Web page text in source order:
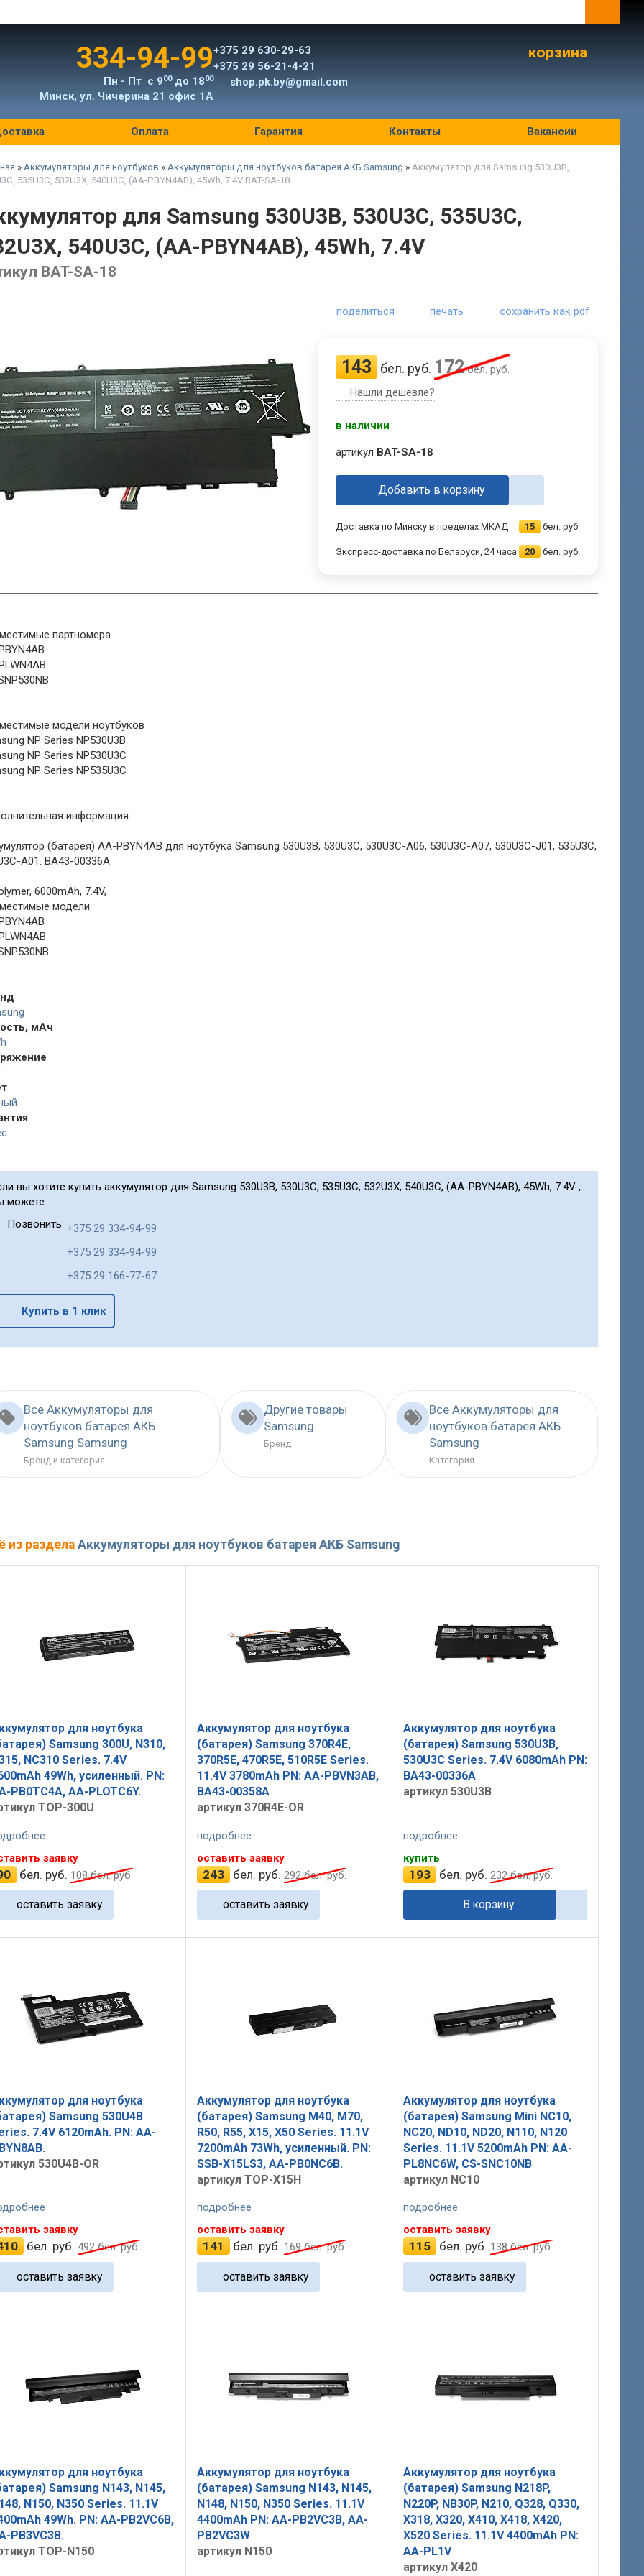
334-94-99
Пн - Пт с 900до 1800
Минск, ул. Чичерина 21 офис 1А
+375 29 630-29-63
+375 29 56-21-4-21
shop.pk.by@gmail.com
корзина
Оплата Гарантия Контакты Вакансии
» Аккумуляторы для ноутбуков » Аккумуляторы для ноутбуков батарея АКБ Samsung » Аккумулятор для Samsung 530U3B,
535U3C, 532U3X, 540U3C, (AA-PBYN4AB), 45Wh, 7.4V BAT-SA-18
для Samsung 530U3B, 530U3C, 535U3C,
540U3C, (AA-PBYN4AB), 45Wh, 7.4V
BAT-SA-18
поделиться печать сохранить как pdf
143 бел. руб. 172бел. руб.
Нашли дешевле?
в наличии
артикул BAT-SA-18
Добавить в корзину
Доставка по Минску в пределах МКАД 15 бел. руб.
Экспресс-доставка по Беларуси, 24 часа 20 бел. руб.
партномера
модели ноутбуков
NP Series NP530U3B
NP Series NP530U3C
NP Series NP535U3C
информация
(батарея) AA-PBYN4AB для ноутбука Samsung 530U3B, 530U3C, 530U3C-A06, 530U3C-A07, 530U3C-J01, 535U3C,
A01. BA43-00336A
6000mAh, 7.4V,
модели:
мАч
вы хотите купить аккумулятор для Samsung 530U3B, 530U3C, 535U3C, 532U3X, 540U3C, (AA-PBYN4AB), 45Wh, 7.4V ,
можете:
Позвонить: +375 29 334-94-99
+375 29 334-94-99
+375 29 166-77-67
Купить в 1 клик
Все Аккумуляторы для
ноутбуков батарея АКБ
Samsung Samsung
Бренд и категория
Другие товары
Samsung
Бренд
Все Аккумуляторы для
ноутбуков батарея АКБ
Samsung
Категория
из раздела Аккумуляторы для ноутбуков батарея АКБ Samsung
для ноутбука
Samsung 300U, N310,
NC310 Series. 7.4V
49Wh, усиленный. PN:
PB0TC4A, AA-PLOTC6Y.
TOP-300U
заявку
бел. руб. 108бел. руб.
оставить заявку
Аккумулятор для ноутбука
(батарея) Samsung 370R4E,
370R5E, 470R5E, 510R5E Series.
11.4V 3780mAh PN: AA-PBVN3AB,
BA43-00358A
артикул 370R4E-OR
подробнее
оставить заявку
243 бел. руб. 292бел. руб.
оставить заявку
Аккумулятор для ноутбука
(батарея) Samsung 530U3B,
530U3C Series. 7.4V 6080mAh PN:
BA43-00336A
артикул 530U3B
подробнее
купить
193 бел. руб. 232бел. руб.
В корзину
для ноутбука
Samsung 530U4B
7.4V 6120mAh. PN: AA-
530U4B-OR
заявку
бел. руб. 492бел. руб.
оставить заявку
Аккумулятор для ноутбука
(батарея) Samsung M40, M70,
R50, R55, X15, X50 Series. 11.1V
7200mAh 73Wh, усиленный. PN:
SSB-X15LS3, AA-PB0NC6B.
артикул TOP-X15H
подробнее
оставить заявку
141 бел. руб. 169бел. руб.
оставить заявку
Аккумулятор для ноутбука
(батарея) Samsung Mini NC10,
NC20, ND10, ND20, N110, N120
Series. 11.1V 5200mAh PN: AA-
PL8NC6W, CS-SNC10NB
артикул NC10
подробнее
оставить заявку
115 бел. руб. 138бел. руб.
оставить заявку
для ноутбука
Samsung N143, N145,
N150, N350 Series. 11.1V
49Wh. PN: AA-PB2VC6B,
PB3VC3B.
TOP-N150
Аккумулятор для ноутбука
(батарея) Samsung N143, N145,
N148, N150, N350 Series. 11.1V
4400mAh PN: AA-PB2VC3B, AA-
PB2VC3W
артикул N150
Аккумулятор для ноутбука
(батарея) Samsung N218P,
N220P, NB30P, N210, Q328, Q330,
X318, X320, X410, X418, X420,
X520 Series. 11.1V 4400mAh PN:
AA-PL1V
артикул X420